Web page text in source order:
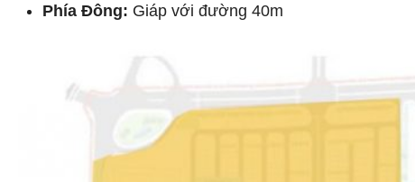
Phía Đông: Giáp với đường 40m